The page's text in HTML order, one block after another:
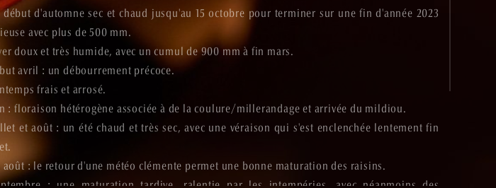
début d'automne sec et chaud jusqu'au 15 octobre pour terminer sur une fin d'année 2023
avec plus de 500 mm.
doux et très humide, avec un cumul de 900 mm à fin mars.
avril : un débourrement précoce.
frais et arrosé.
: floraison hétérogène associée à de la coulure/millerandage et arrivée du mildiou.
et août : un été chaud et très sec, avec une véraison qui s'est enclenchée lentement fin
août : le retour d'une météo clémente permet une bonne maturation des raisins.
: une maturation tardive, ralentie par les intempéries, avec néanmoins des